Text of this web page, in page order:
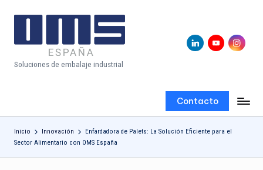
LinkedinYoutubeInstagram
l
O
fi
Soluciones de embalaje industrial
Contacto
Inicio Innovación
Enfardadora de Palets: La Solución Eficiente para el
Sector Alimentario con OMS España